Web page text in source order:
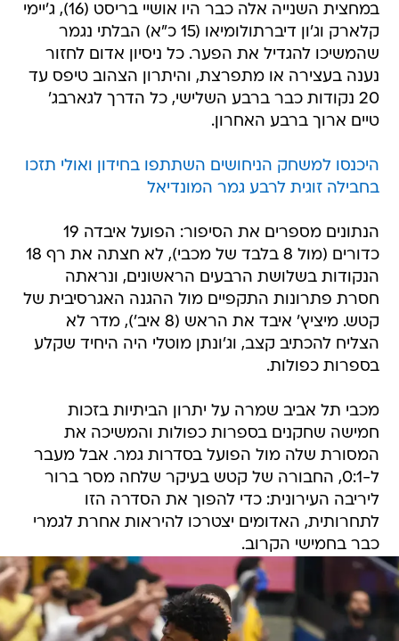
במחצית השנייה אלה כבר היו אושיי בריסט (16), ג'יימי
קלארק וג'ון דיברתולומיאו (15 כ"א) הבלתי נגמר
שהמשיכו להגדיל את הפער. כל ניסיון אדום לחזור
נענה בעצירה או מתפרצת, והיתרון הצהוב טיפס עד
20 נקודות כבר ברבע השלישי, כל הדרך לגארבג'
טיים ארוך ברבע האחרון.
היכנסו למשחק הניחושים השתתפו בחידון ואולי תזכו
בחבילה זוגית לרבע גמר המונדיאל
הנתונים מספרים את הסיפור: הפועל איבדה 19
כדורים (מול 8 בלבד של מכבי), לא חצתה את רף 18
הנקודות בשלושת הרבעים הראשונים, ונראתה
חסרת פתרונות התקפיים מול ההגנה האגרסיבית של
קטש. מיציץ' איבד את הראש (8 איב'), מדר לא
הצליח להכתיב קצב, וג'ונתן מוטלי היה היחיד שקלע
בספרות כפולות.
מכבי תל אביב שמרה על יתרון הביתיות בזכות
חמישה שחקנים בספרות כפולות והמשיכה את
המסורת שלה מול הפועל בסדרות גמר. אבל מעבר
ל-0:1, החבורה של קטש בעיקר שלחה מסר ברור
ליריבה העירונית: כדי להפוך את הסדרה הזו
לתחרותית, האדומים יצטרכו להיראות אחרת לגמרי
כבר בחמישי הקרוב.